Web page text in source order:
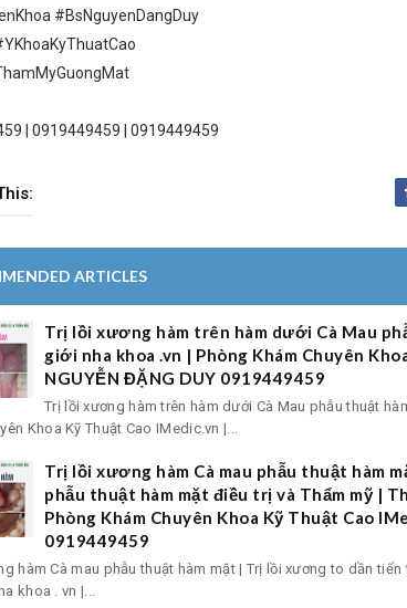
#BsNguyenDangDuy
| 0919449459 | 0919449459
ARTICLES
Trị lồi xương hàm trên hàm dưới Cà Mau
giới nha khoa .vn | Phòng Khám Chuyên
NGUYỄN ĐẶNG DUY 0919449459
Trị lồi xương hàm trên hàm dưới Cà Mau phẫu thuật
Khoa Kỹ Thuật Cao IMedic.vn |...
Trị lồi xương hàm Cà mau phẫu thuật hàm
phẫu thuật hàm mặt điều trị và Thẩm mỹ |
Phòng Khám Chuyên Khoa Kỹ Thuật Cao
0919449459
hàm Cà mau phẫu thuật hàm mặt | Trị lồi xương to dần
khoa . vn |...